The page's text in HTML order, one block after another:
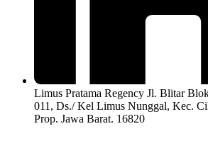
Limus Pratama Regency Jl. Blitar
011, Ds./ Kel Limus Nunggal, Kec.
Prop. Jawa Barat. 16820